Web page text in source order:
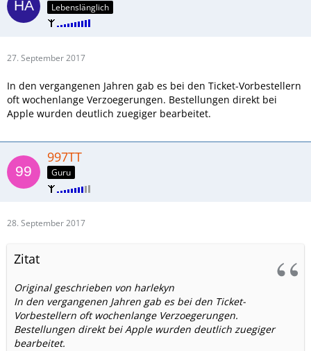
Lebenslänglich
27. September 2017
In den vergangenen Jahren gab es bei den Ticket-Vorbestellern
oft wochenlange Verzoegerungen. Bestellungen direkt bei
Apple wurden deutlich zuegiger bearbeitet.
997TT
Guru
28. September 2017
Zitat
Original geschrieben von harlekyn
In den vergangenen Jahren gab es bei den Ticket-
Vorbestellern oft wochenlange Verzoegerungen.
Bestellungen direkt bei Apple wurden deutlich zuegiger
bearbeitet.